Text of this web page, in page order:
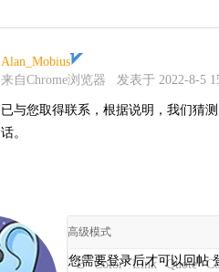
Alan_Mobius
来自Chrome浏览器
发表于 2022-8-5
已与您取得联系，根据说明，我们猜
话。
高级模式
B Color Link Quote
您需要登录后才可以回帖